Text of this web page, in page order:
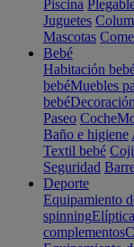
Piscina
Juguetes
Mascotas
Bebé
Habitación
bebéMuebles
bebé
Paseo Coche
Baño e higiene
Textil bebé
Seguridad
Deporte
Equipamiento
spinning
complementos